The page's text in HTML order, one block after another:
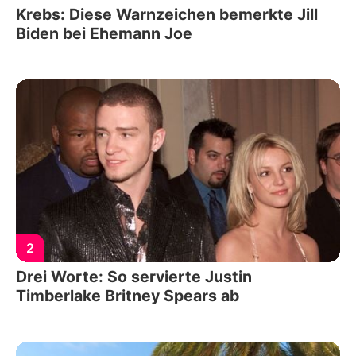
Krebs: Diese Warnzeichen bemerkte Jill
Biden bei Ehemann Joe
2
Drei Worte: So servierte Justin
Timberlake Britney Spears ab